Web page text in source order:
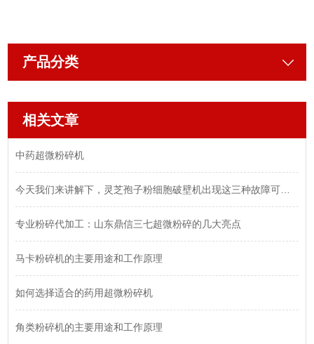
产品分类
相关文章
中药超微粉碎机
今天我们来讲解下，灵芝孢子粉细胞破壁机出现这三种故障可以如何解决
专业粉碎代加工：山东鼎信三七超微粉碎的几大亮点
马卡粉碎机的主要用途和工作原理
如何选择适合的药用超微粉碎机
角类粉碎机的主要用途和工作原理